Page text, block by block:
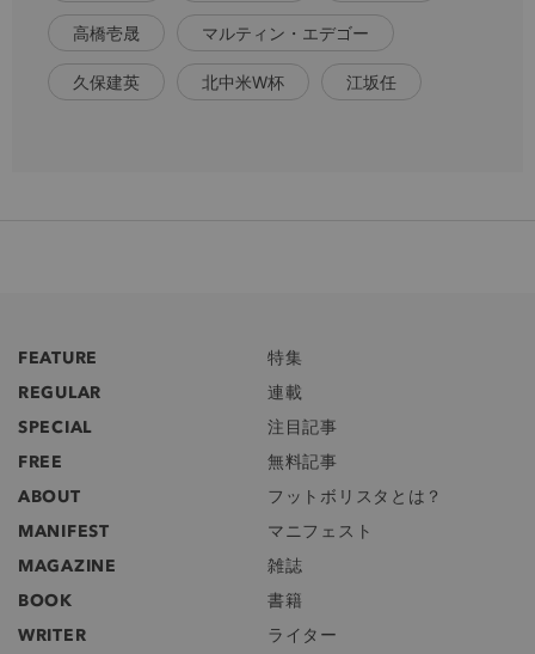
高橋壱晟 マルティン・エデゴー
久保建英 北中米W杯 江坂任
FEATURE
特集
REGULAR
連載
SPECIAL
注目記事
FREE
無料記事
ABOUT
フットボリスタとは？
MANIFEST
マニフェスト
MAGAZINE
雑誌
BOOK
書籍
WRITER
ライター